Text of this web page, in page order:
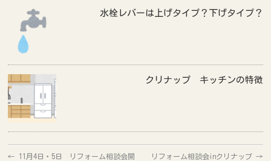
水栓レバーは上げタイプ？下げタイプ？
クリナップ キッチンの特徴
←
11月4日・5日 リフォーム相談会開
リフォーム相談会inクリナップ →